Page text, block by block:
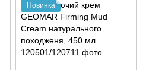
Новинка